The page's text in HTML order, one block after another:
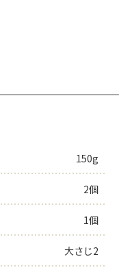
150g
2個
1個
大さじ2